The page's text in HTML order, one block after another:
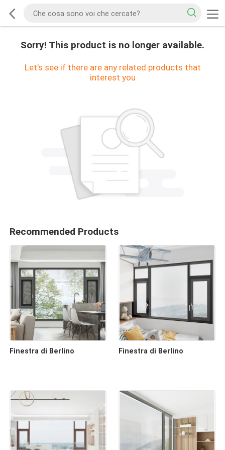
Sorry! This product is no longer available.
Let's see if there are any related products that
interest you
Recommended Products
Finestra di Berlino Finestra di Berlino